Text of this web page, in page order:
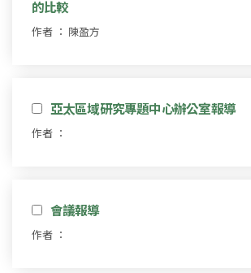
的比較
作者 ： 陳盈方
亞太區域研究專題中心辦公室報導
作者 ：
會議報導
作者 ：